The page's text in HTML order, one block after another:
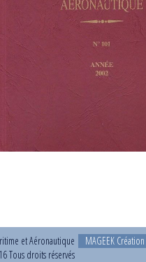
et Aéronautique
Tous droits réservés
MAGEEK